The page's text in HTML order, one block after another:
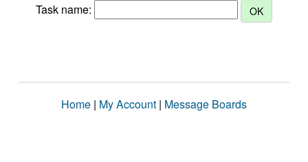
Task name:
Home | My Account | Message Boards